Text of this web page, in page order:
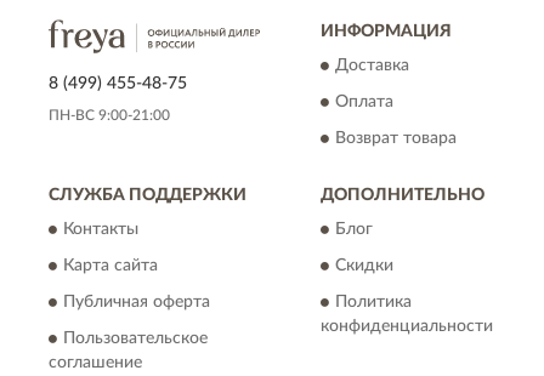
8 (499) 455-48-75
ПН-ВС 9:00-21:00
ИНФОРМАЦИЯ
Доставка
Оплата
Возврат товара
СЛУЖБА ПОДДЕРЖКИ
Контакты
Карта сайта
Публичная оферта
Пользовательское
соглашение
ДОПОЛНИТЕЛЬНО
Блог
Скидки
Политика
конфиденциальности